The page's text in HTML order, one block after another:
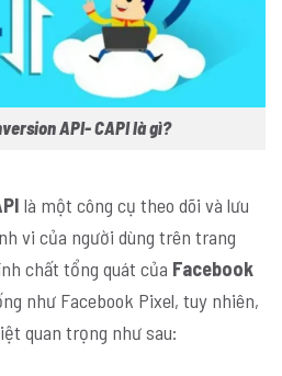
API- CAPI là gì?
là một công cụ theo dõi và lưu
vi của người dùng trên trang
chất tổng quát của Facebook
như Facebook Pixel, tuy nhiên,
quan trọng như sau: